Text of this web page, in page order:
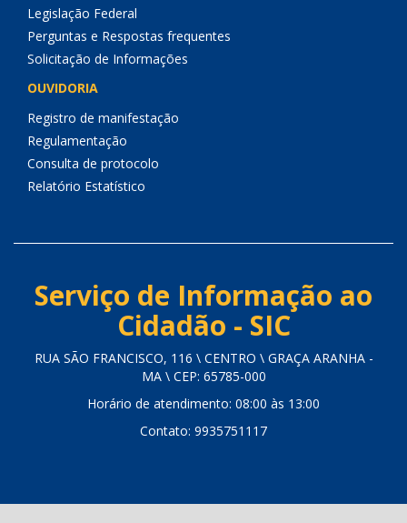
Legislação Federal
Perguntas e Respostas frequentes
Solicitação de Informações
OUVIDORIA
Registro de manifestação
Regulamentação
Consulta de protocolo
Relatório Estatístico
Serviço de Informação ao
Cidadão - SIC
RUA SÃO FRANCISCO, 116 \ CENTRO \ GRAÇA ARANHA -
MA \ CEP: 65785-000
Horário de atendimento: 08:00 às 13:00
Contato: 9935751117